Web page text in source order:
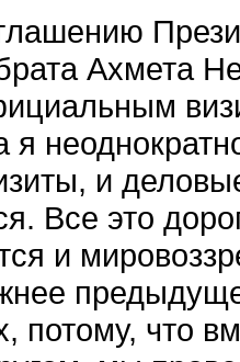
Ахмета
я
и
Все это
и
потому, что